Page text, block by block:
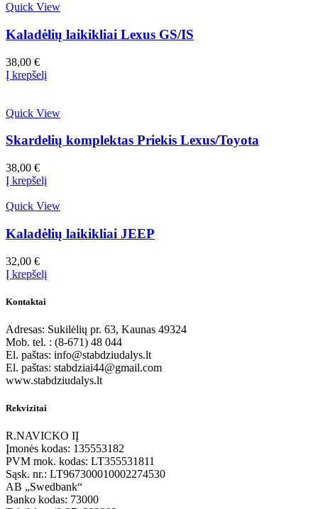
Quick View
Kaladėlių laikikliai Lexus GS/IS
38,00 €
Į krepšelį
Quick View
Skardelių komplektas Priekis Lexus/Toyota
38,00 €
Į krepšelį
Quick View
Kaladėlių laikikliai JEEP
32,00 €
Į krepšelį
Kontaktai
Adresas: Sukilėlių pr. 63, Kaunas 49324
Mob. tel. : (8-671) 48 044
El. paštas: info@stabdziudalys.lt
El. paštas: stabdziai44@gmail.com
www.stabdziudalys.lt
Rekvizitai
R.NAVICKO IĮ
Įmonės kodas: 135553182
PVM mok. kodas: LT355531811
Sąsk. nr.: LT967300010002274530
AB „Swedbank“
Banko kodas: 73000